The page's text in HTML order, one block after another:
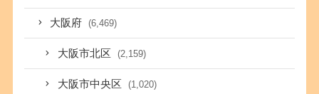
大阪府 (6,469)
大阪市北区 (2,159)
大阪市中央区 (1,020)